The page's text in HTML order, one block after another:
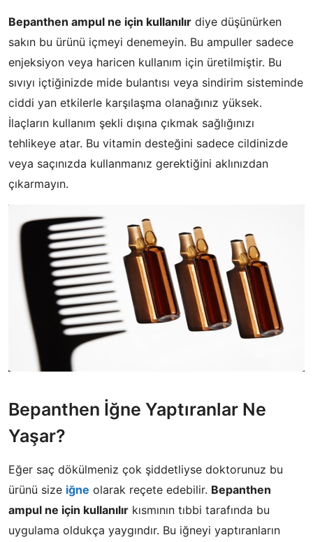
Bepanthen ampul ne için kullanılır diye düşünürken
sakın bu ürünü içmeyi denemeyin. Bu ampuller sadece
enjeksiyon veya haricen kullanım için üretilmiştir. Bu
sıvıyı içtiğinizde mide bulantısı veya sindirim sisteminde
ciddi yan etkilerle karşılaşma olanağınız yüksek.
İlaçların kullanım şekli dışına çıkmak sağlığınızı
tehlikeye atar. Bu vitamin desteğini sadece cildinizde
veya saçınızda kullanmanız gerektiğini aklınızdan
çıkarmayın.
​Bepanthen İğne Yaptıranlar Ne
Yaşar?
​Eğer saç dökülmeniz çok şiddetliyse doktorunuz bu
ürünü size iğne olarak reçete edebilir. Bepanthen
ampul ne için kullanılır kısmının tıbbi tarafında bu
uygulama oldukça yaygındır. Bu iğneyi yaptıranların